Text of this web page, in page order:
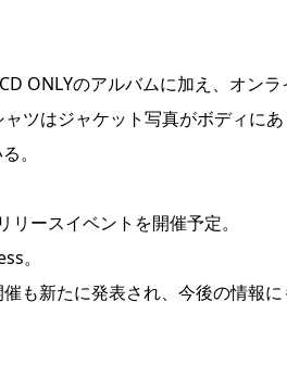
ONLYのアルバムに加え、オンラ
ツはジャケット写真がボディに
。
ースイベントを開催予定。
。
も新たに発表され、今後の情報